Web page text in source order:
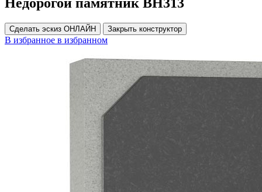
Недорогой памятник ВН313
Сделать эскиз ОНЛАЙН Закрыть конструктор
В избранное в избранном